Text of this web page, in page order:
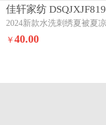
佳轩家纺 DSQJXJF819
￥40.00